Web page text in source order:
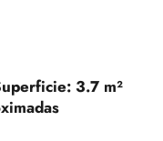
3.7 m²